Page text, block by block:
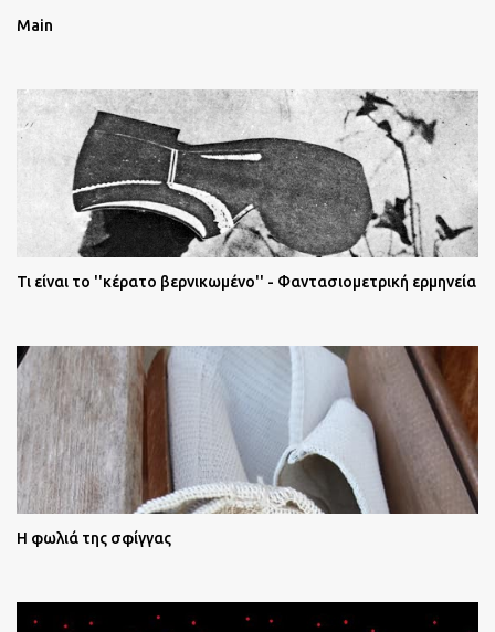
Main
Τι είναι το ''κέρατο βερνικωμένο'' - Φαντασιομετρική ερμηνεία
Η φωλιά της σφίγγας